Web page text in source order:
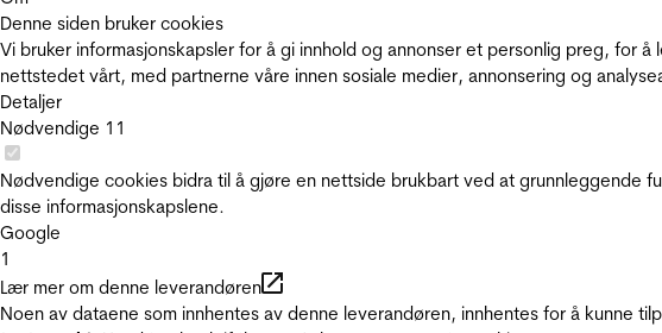
Denne siden bruker cookies
Vi bruker informasjonskapsler for å gi innhold og annonser et personlig preg, for
nettstedet vårt, med partnerne våre innen sosiale medier, annonsering og
Detaljer
Nødvendige 11
Nødvendige cookies bidra til å gjøre en nettside brukbart ved at grunnleggende
disse informasjonskapslene.
Google
1
Lær mer om denne leverandøren
Noen av dataene som innhentes av denne leverandøren, innhentes for å kunne